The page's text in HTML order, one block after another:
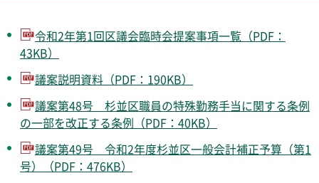
令和2年第1回区議会臨時会提案事項一覧（PDF：
43KB）
議案説明資料（PDF：190KB）
議案第48号 杉並区職員の特殊勤務手当に関する条例
の一部を改正する条例（PDF：40KB）
議案第49号 令和2年度杉並区一般会計補正予算（第1
号）（PDF：476KB）